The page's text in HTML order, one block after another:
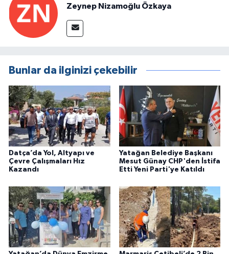
Zeynep Nizamoğlu Özkaya
Bunlar da ilginizi çekebilir
Datça’da Yol, Altyapı ve
Çevre Çalışmaları Hız
Kazandı
Yatağan Belediye Başkanı
Mesut Günay CHP'den İstifa
Etti Yeni Parti'ye Katıldı